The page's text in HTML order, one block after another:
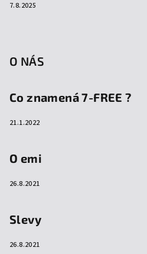
7.8.2025
O NÁS
Co znamená 7-FREE ?
21.1.2022
O emi
26.8.2021
Slevy
26.8.2021